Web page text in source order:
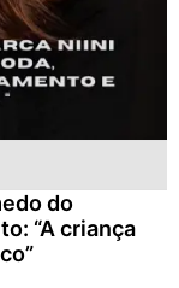
do
“A criança